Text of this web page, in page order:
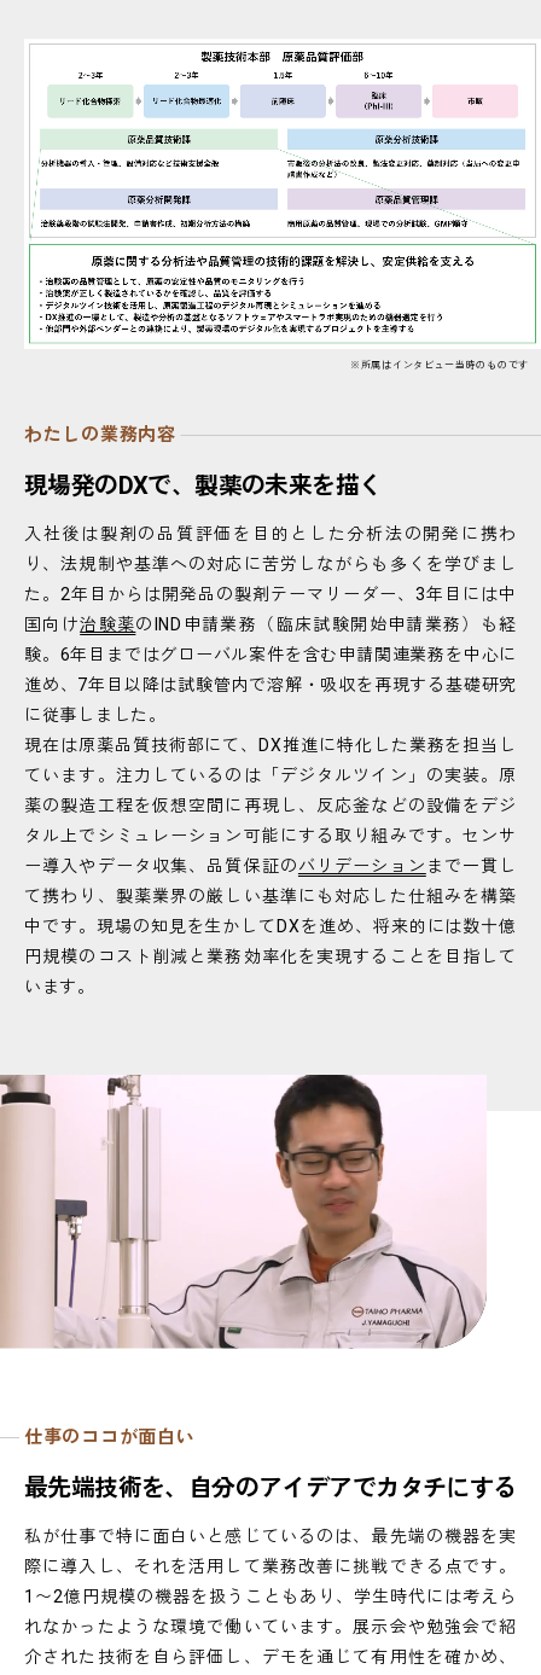
※所属はインタビュー当時のものです
わたしの業務内容
現場発のDXで、製薬の未来を描く
入社後は製剤の品質評価を目的とした分析法の開発に携わ
り、法規制や基準への対応に苦労しながらも多くを学びまし
た。2年目からは開発品の製剤テーマリーダー、3年目には中
国向け治験薬のIND申請業務（臨床試験開始申請業務）も経
験。6年目まではグローバル案件を含む申請関連業務を中心に
進め、7年目以降は試験管内で溶解・吸収を再現する基礎研究
に従事しました。
現在は原薬品質技術部にて、DX推進に特化した業務を担当し
ています。注力しているのは「デジタルツイン」の実装。原
薬の製造工程を仮想空間に再現し、反応釜などの設備をデジ
タル上でシミュレーション可能にする取り組みです。センサ
ー導入やデータ収集、品質保証のバリデーション まで一貫し
て携わり、製薬業界の厳しい基準にも対応した仕組みを構築
中です。現場の知見を生かしてDXを進め、将来的には数十億
円規模のコスト削減と業務効率化を実現することを目指して
います。
仕事のココが面白い
最先端技術を、 自分のアイ デアでカ タチにする
私が仕事で特に面白いと感じているのは、最先端の機器を実
際に導入し、それを活用して業務改善に挑戦できる点です。
1〜2億円規模の機器を扱うこともあり、学生時代には考えら
れなかったような環境で働いています。展示会や勉強会で紹
介された技術を自ら評価し、デモを通じて有用性を確かめ、